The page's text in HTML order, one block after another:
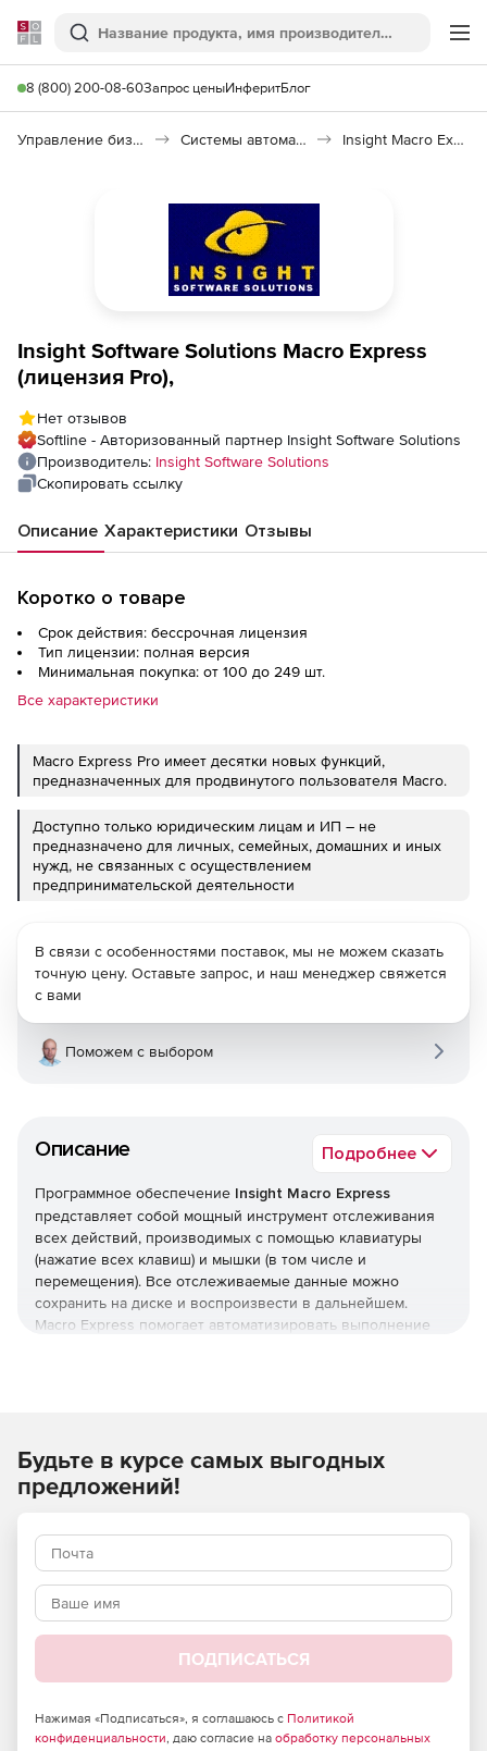
Softline
Поиск
8 (800) 200-08-60Запрос ценыИнферитБлог
Управление бизнесом, CRM/ERP Системы автоматизации Insight Macro Express
Insight Software Solutions Macro Express
(лицензия Pro),
Нет отзывов
Softline - Авторизованный партнер Insight Software Solutions
Производитель: Insight Software Solutions
Скопировать ссылку
Описание Характеристики Отзывы
Коротко о товаре
Срок действия: бессрочная лицензия
Тип лицензии: полная версия
Минимальная покупка: от 100 до 249 шт.
Все характеристики
Macro Express Pro имеет десятки новых функций,
предназначенных для продвинутого пользователя Macro.
Доступно только юридическим лицам и ИП – не
предназначено для личных, семейных, домашних и иных
нужд, не связанных с осуществлением
предпринимательской деятельности
Описание Подробнее
Программное обеспечение Insight Macro Express
представляет собой мощный инструмент отслеживания
всех действий, производимых с помощью клавиатуры
(нажатие всех клавиш) и мышки (в том числе и
перемещения). Все отслеживаемые данные можно
сохранить на диске и воспроизвести в дальнейшем.
Macro Express помогает автоматизировать выполнение
Macro Express для добавления стандартного текста и
символов, что способствует быстрому заполнению базы
данных информацией. Инструмент предполагает
файлами. Продукт Macro Express включает сотни команд
для автоматизации всех действий, включая загрузку
программ, отправление электронных писем,
использование меню, преобразование файлов, сетевые
В связи с особенностями поставок, мы не можем сказать
точную цену. Оставьте запрос, и наш менеджер свяжется
с вами
Поможем с выбором
Будьте в курсе самых выгодных
предложений!
ПОДПИСАТЬСЯ
Нажимая «Подписаться», я соглашаюсь с Политикой
конфиденциальности, даю согласие на обработку персональных